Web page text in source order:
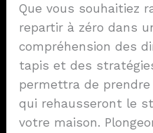
Que vous souhaitiez
repartir à zéro dans
compréhension des
tapis et des
permettra de prendre
qui rehausseront le
votre maison.